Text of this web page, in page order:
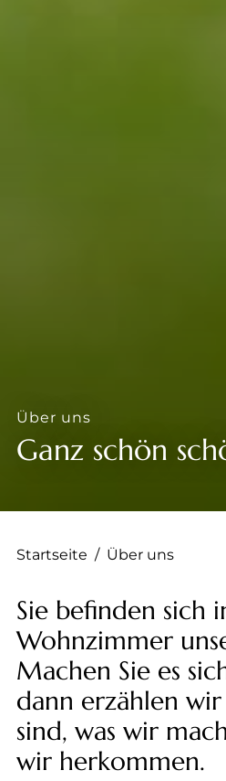
Über uns
Ganz schön
Startseite / Über uns
Sie befinden sich
Wohnzimmer
Machen Sie es
dann erzählen
sind, was wir
wir herkommen.